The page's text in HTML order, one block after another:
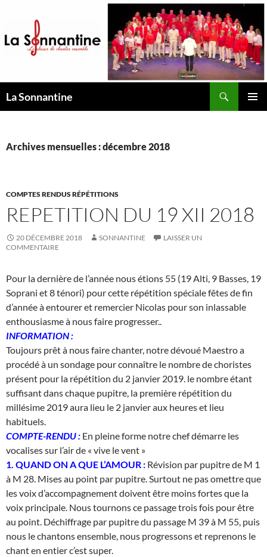
contenu
La Sonnantine
Archives mensuelles : décembre 2018
COMPTES RENDUS RÉPÉTITIONS
REPETITION DU 19 XII 2018
20 DÉCEMBRE 2018 SONNANTINE
LAISSER UN
COMMENTAIRE
Pour la dernière de l’année nous étions 55 (19 Alti, 9 Basses, 19
Soprani et 8 ténori) pour cette répétition spéciale fêtes de fin
d’année à entourer et remercier Nicolas pour son inlassable
enthousiasme à nous faire progresser..
INFORMATION :
Toujours prêt à nous faire chanter, notre dévoué Maestro a
procédé à un sondage pour connaître le nombre de choristes
présent pour la répétition du 2 janvier 2019. le nombre étant
suffisant dans chaque pupitre, la première répétition du
millésime 2019 aura lieu le 2 janvier aux heures et lieu
habituels.
COMPTE-RENDU : En pleine forme notre chef démarre les
vocalises sur l’air de « vive le vent »
1. QUAND ON A QUE L’AMOUR : Révision par pupitre de M 1
à M 28. Mises au point par pupitre. Surtout ne pas omettre que
les voix d’accompagnement doivent être moins fortes que la
voix principale. Nous tournons ce passage trois fois pour être
au point. Déchiffrage par pupitre du passage M 39 à M 55, puis
nous le chantons ensemble, nous progressons et reprenons le
chant en entier c’est super.